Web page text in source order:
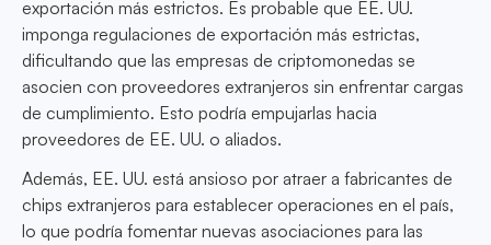
exportación más estrictos. Es probable que EE. UU.
imponga regulaciones de exportación más estrictas,
dificultando que las empresas de criptomonedas se
asocien con proveedores extranjeros sin enfrentar cargas
de cumplimiento. Esto podría empujarlas hacia
proveedores de EE. UU. o aliados.
Además, EE. UU. está ansioso por atraer a fabricantes de
chips extranjeros para establecer operaciones en el país,
lo que podría fomentar nuevas asociaciones para las